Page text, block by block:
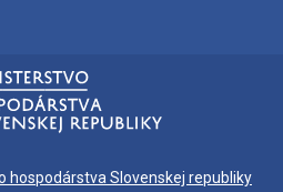
hospodárstva Slovenskej republiky